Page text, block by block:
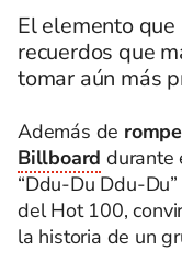
El elemento
recuerdos que
tomar aún más
Además de
Billboard durante
“Ddu-Du Ddu-
del Hot 100,
la historia de un